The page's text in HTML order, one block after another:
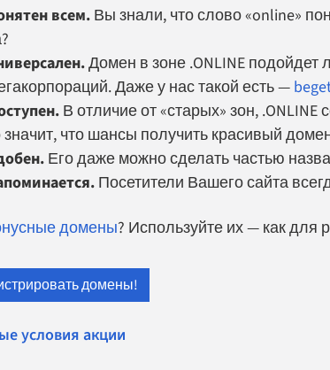
всем.Вы знали, что слово «online»
Домен в зоне .ONLINE подойдет
Даже у нас такой есть —
В отличие от «старых» зон,
значит, что шансы получить красивый
Его даже можно сделать частью
Посетители Вашего сайта
домены? Используйте их — как для
домены!
условия акции